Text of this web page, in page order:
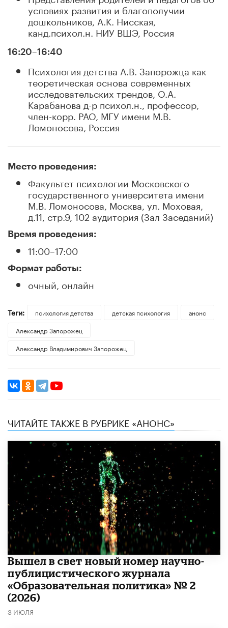
условиях развития и благополучии
дошкольников, А.К. Нисская,
канд.психол.н. НИУ ВШЭ, Россия
16:20–16:40
Психология детства А.В. Запорожца как
теоретическая основа современных
исследовательских трендов, О.А.
Карабанова д-р психол.н., профессор,
член-корр. РАО, МГУ имени М.В.
Ломоносова, Россия
Место проведения:
Факультет психологии Московского
государственного университета имени
М.В. Ломоносова, Москва, ул. Моховая,
д.11, стр.9, 102 аудитория (Зал Заседаний)
Время проведения:
11:00–17:00
Формат работы:
очный, онлайн
Теги: психология детства детская психология
анонс
Александр Запорожец
Александр Владимирович Запорожец
ЧИТАЙТЕ ТАКЖЕ В РУБРИКЕ «АНОНС»
Вышел в свет новый номер научно-
публицистического журнала
«Образовательная политика» № 2
(2026)
3 ИЮЛЯ